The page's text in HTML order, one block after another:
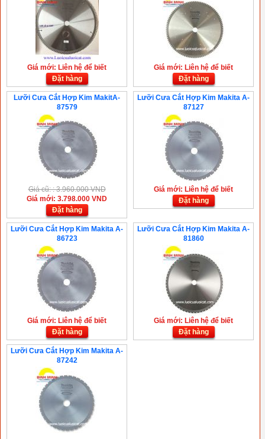
Giá mới: Liên hệ để biết
Đặt hàng
Giá mới: Liên hệ để biết
Đặt hàng
Lưỡi Cưa Cắt Hợp Kim MakitA-
87579
Giá cũ: : 3.960.000 VND
Giá mới: 3.798.000 VND
Đặt hàng
Lưỡi Cưa Cắt Hợp Kim Makita A-
87127
Giá mới: Liên hệ để biết
Đặt hàng
Lưỡi Cưa Cắt Hợp Kim Makita A-
86723
Giá mới: Liên hệ để biết
Đặt hàng
Lưỡi Cưa Cắt Hợp Kim Makita A-
81860
Giá mới: Liên hệ để biết
Đặt hàng
Lưỡi Cưa Cắt Hợp Kim Makita A-
87242